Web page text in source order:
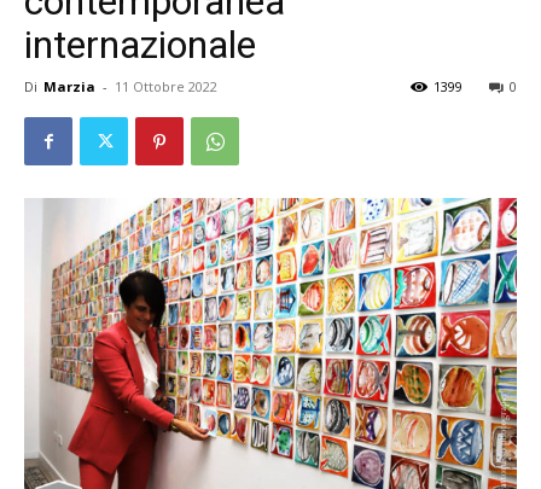
internazionale
Di Marzia - 11 Ottobre 2022 0
1399